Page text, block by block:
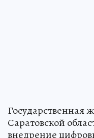
Государственная
Саратовской
внедрение